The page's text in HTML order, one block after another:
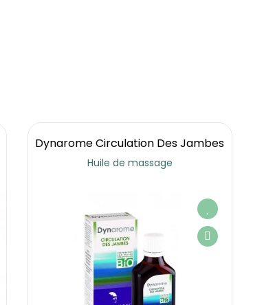
Dynarome Circulation Des Jambes
Huile de massage